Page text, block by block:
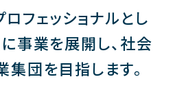
フェッショナルとし
事業を展開し、 社会
団を目指します。